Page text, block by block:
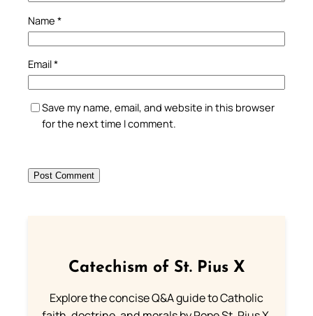
Name *
Email*
Save my name, email, and website in this browser
for the next time I comment.
Catechism of St. Pius X
Explore the concise Q&A guide to Catholic